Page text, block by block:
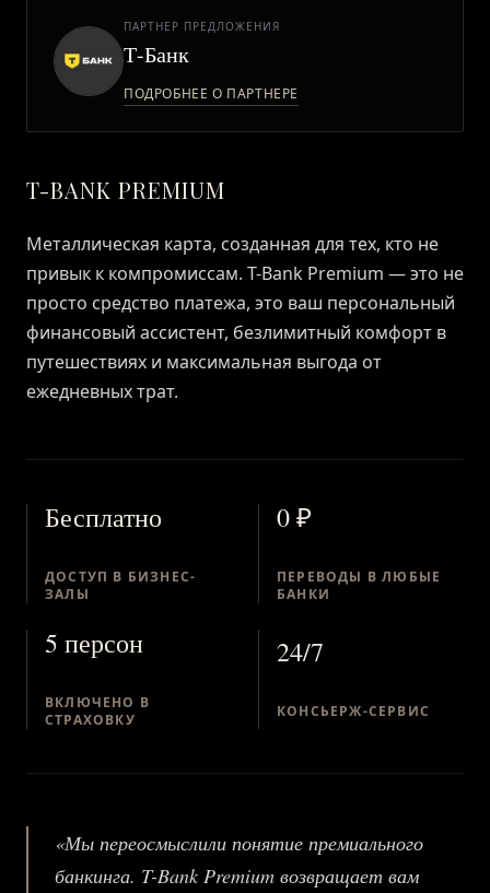
ЖУРНАЛ
ПАРТНЕРАМ
ПАРТНЕР ПРЕДЛОЖЕНИЯ
Т-Банк
ПОДРОБНЕЕ О ПАРТНЕРЕ
T-BANK PREMIUM
Металлическая карта, созданная для тех, кто не
привык к компромиссам. T-Bank Premium — это не
просто средство платежа, это ваш персональный
финансовый ассистент, безлимитный комфорт в
путешествиях и максимальная выгода от
ежедневных трат.
Бесплатно
ДОСТУП В БИЗНЕС-
ЗАЛЫ
0 ₽
ПЕРЕВОДЫ В ЛЮБЫЕ
БАНКИ
5 персон
ВКЛЮЧЕНО В
СТРАХОВКУ
24/7
КОНСЬЕРЖ-СЕРВИС
«Мы переосмыслили понятие премиального
банкинга. T-Bank Premium возвращает вам